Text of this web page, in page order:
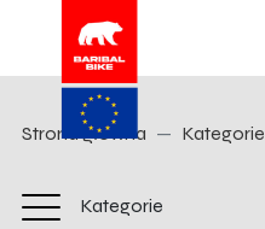
Strona główna Kategorie
Kategorie